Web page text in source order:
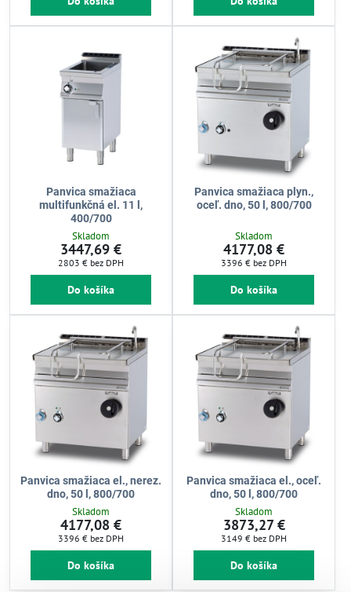
Panvica smažiaca
multifunkčná el. 11 l,
400/700
Skladom
3447,69 €
2803 € bez DPH
Do košíka
Panvica smažiaca plyn.,
oceľ. dno, 50 l, 800/700
Skladom
4177,08 €
3396 € bez DPH
Do košíka
Panvica smažiaca el., nerez.
dno, 50 l, 800/700
Skladom
4177,08 €
3396 € bez DPH
Do košíka
Panvica smažiaca el., oceľ.
dno, 50 l, 800/700
Skladom
3873,27 €
3149 € bez DPH
Do košíka